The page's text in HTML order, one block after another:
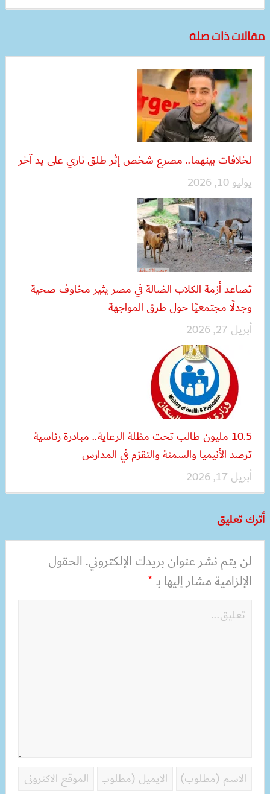
مقالات ذات صلة
لخلافات بينهما.. مصرع شخص إثر طلق ناري على يد آخر
يوليو 10, 2026
تصاعد أزمة الكلاب الضالة في مصر يثير مخاوف صحية
وجدلًا مجتمعيًا حول طرق المواجهة
أبريل 27, 2026
10.5 مليون طالب تحت مظلة الرعاية.. مبادرة رئاسية
ترصد الأنيميا والسمنة والتقزم في المدارس
أبريل 17, 2026
أترك تعليق
لن يتم نشر عنوان بريدك الإلكتروني.الحقول
الإلزامية مشار إليها بـ*